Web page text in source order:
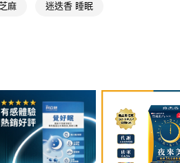
】
額後，即可完成結帳。
付款，方視為交易完成。
消之訂單仍視為有效，需透過AFTEE先享
享後付 」之結帳頁面顯示為準，若有關於
退款等相關疑問，請聯繫「AFTEE先享後付
support/home
上)免運費
上)免運費
上)免運費
麻 迷迭香 睡眠